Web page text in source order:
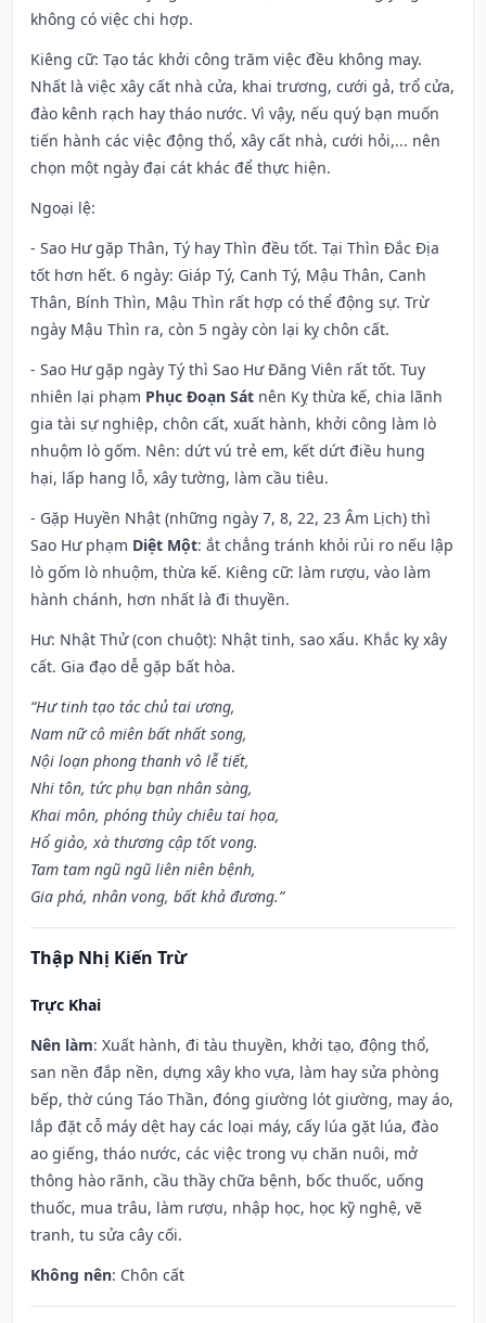
không có việc chi hợp.
Kiêng cữ: Tạo tác khởi công trăm việc đều không may.
Nhất là việc xây cất nhà cửa, khai trương, cưới gả, trổ cửa,
đào kênh rạch hay tháo nước. Vì vậy, nếu quý bạn muốn
tiến hành các việc động thổ, xây cất nhà, cưới hỏi,... nên
chọn một ngày đại cát khác để thực hiện.
Ngoại lệ:
- Sao Hư gặp Thân, Tý hay Thìn đều tốt. Tại Thìn Đắc Địa
tốt hơn hết. 6 ngày: Giáp Tý, Canh Tý, Mậu Thân, Canh
Thân, Bính Thìn, Mậu Thìn rất hợp có thể động sự. Trừ
ngày Mậu Thìn ra, còn 5 ngày còn lại kỵ chôn cất.
- Sao Hư gặp ngày Tý thì Sao Hư Đăng Viên rất tốt. Tuy
nhiên lại phạm Phục Đoạn Sát nên Kỵ thừa kế, chia lãnh
gia tài sự nghiệp, chôn cất, xuất hành, khởi công làm lò
nhuộm lò gốm. Nên: dứt vú trẻ em, kết dứt điều hung
hại, lấp hang lỗ, xây tường, làm cầu tiêu.
- Gặp Huyền Nhật (những ngày 7, 8, 22, 23 Âm Lịch) thì
Sao Hư phạm Diệt Một: ắt chẳng tránh khỏi rủi ro nếu lập
lò gốm lò nhuộm, thừa kế. Kiêng cữ: làm rượu, vào làm
hành chánh, hơn nhất là đi thuyền.
Hư: Nhật Thử (con chuột): Nhật tinh, sao xấu. Khắc kỵ xây
cất. Gia đạo dễ gặp bất hòa.
“Hư tinh tạo tác chủ tai ương,
Nam nữ cô miên bất nhất song,
Nội loạn phong thanh vô lễ tiết,
Nhi tôn, tức phụ bạn nhân sàng,
Khai môn, phóng thủy chiêu tai họa,
Hổ giảo, xà thương cập tốt vong.
Tam tam ngũ ngũ liên niên bệnh,
Gia phá, nhân vong, bất khả đương.”
Thập Nhị Kiến Trừ
Trực Khai
Nên làm: Xuất hành, đi tàu thuyền, khởi tạo, động thổ,
san nền đắp nền, dựng xây kho vựa, làm hay sửa phòng
bếp, thờ cúng Táo Thần, đóng giường lót giường, may áo,
lắp đặt cỗ máy dệt hay các loại máy, cấy lúa gặt lúa, đào
ao giếng, tháo nước, các việc trong vụ chăn nuôi, mở
thông hào rãnh, cầu thầy chữa bệnh, bốc thuốc, uống
thuốc, mua trâu, làm rượu, nhập học, học kỹ nghệ, vẽ
tranh, tu sửa cây cối.
Không nên: Chôn cất